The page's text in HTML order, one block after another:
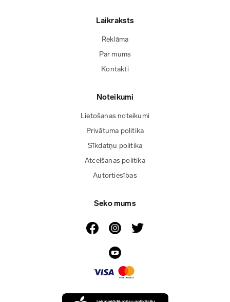
Laikraksts
Reklāma
Par mums
Kontakti
Noteikumi
Lietošanas noteikumi
Privātuma politika
Sīkdatņu politika
Atcelšanas politika
Autortiesības
Seko mums